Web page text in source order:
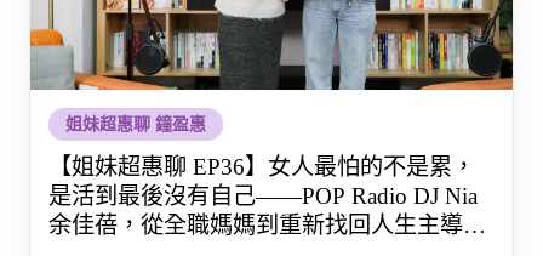
姐妹超惠聊 鐘盈惠
【姐妹超惠聊 EP36】女人最怕的不是累，
是活到最後沒有自己——POP Radio DJ Nia
余佳蓓，從全職媽媽到重新找回人生主導權